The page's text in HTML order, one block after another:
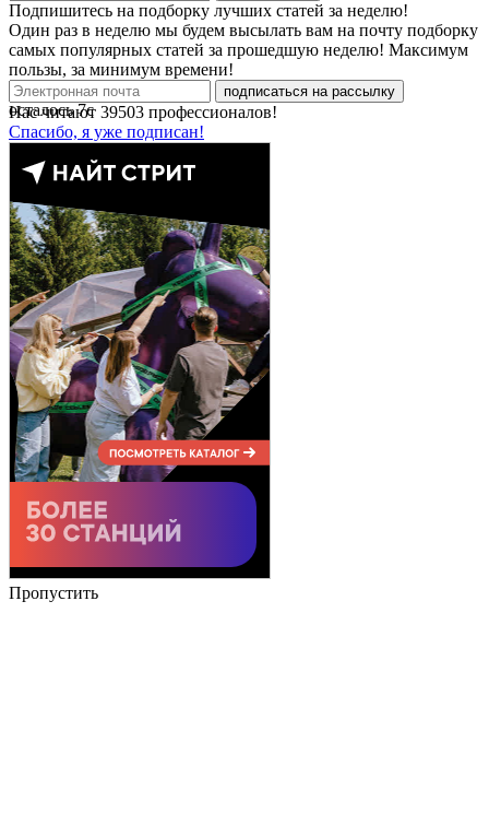
Подпишитесь на подборку лучших статей за неделю!
Один раз в неделю мы будем высылать вам на почту подборку
самых популярных статей за прошедшую неделю! Максимум
пользы, за минимум времени!
подписаться на рассылку
Нас читают 39503 профессионалов!
Спасибо, я уже подписан!
осталось7с
Пропустить